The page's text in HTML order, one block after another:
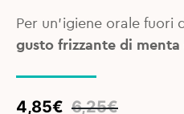
Per un’igiene orale fuori
gusto frizzante di menta
6,25€
Original
4,85€
Current